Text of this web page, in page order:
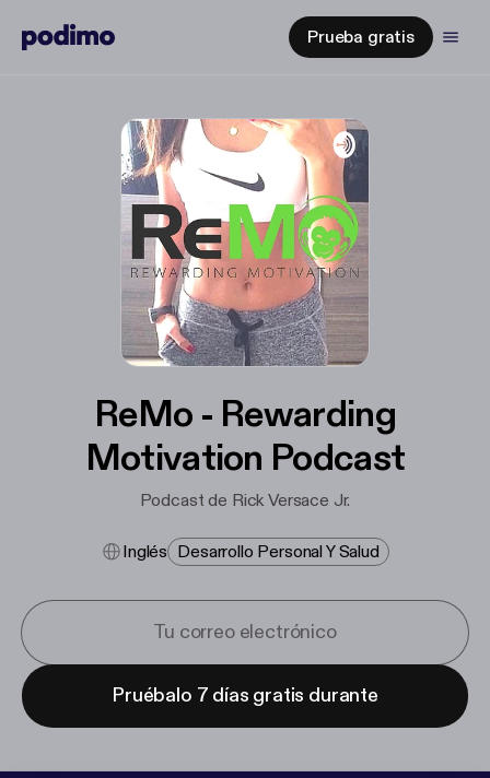
Prueba gratis
ReMo - Rewarding
Motivation Podcast
Podcast de Rick Versace Jr.
Inglés Desarrollo Personal Y Salud
Pruébalo 7 días gratis durante